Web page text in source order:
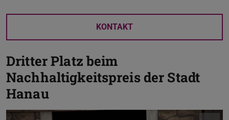
KONTAKT
Dritter Platz beim
Nachhaltigkeitspreis der Stadt
Hanau